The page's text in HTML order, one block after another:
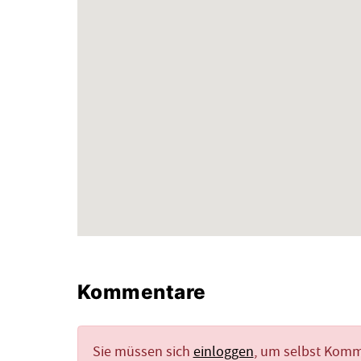
Kommentare
Sie müssen sich einloggen, um selbst